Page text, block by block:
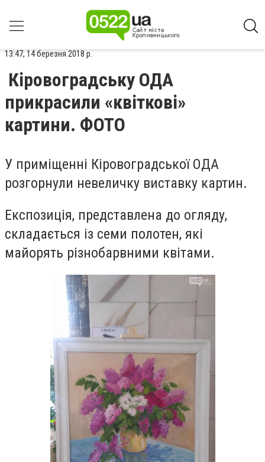
13:47, 14 березня 2018 р.
Кіровоградську ОДА
прикрасили «квіткові»
картини. ФОТО
У приміщенні Кіровоградської ОДА
розгорнули невеличку виставку картин.
Експозиція, представлена до огляду,
складається із семи полотен, які
майорять різнобарвними квітами.